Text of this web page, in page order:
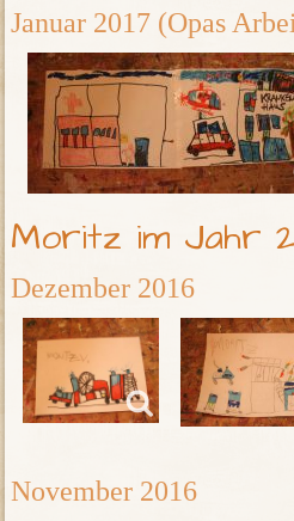
Januar 2017 (Opas
Moritz im Jahr
Dezember 2016
November 2016